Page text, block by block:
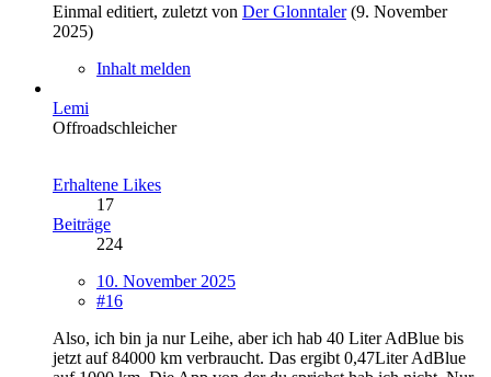
Einmal editiert, zuletzt von Der Glonntaler(9. November
2025)
Inhalt melden
Lemi
Offroadschleicher
Erhaltene Likes
17
Beiträge
224
10. November 2025
#16
Also, ich bin ja nur Leihe, aber ich hab 40 Liter AdBlue bis
jetzt auf 84000 km verbraucht. Das ergibt 0,47Liter AdBlue